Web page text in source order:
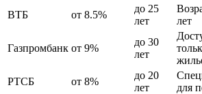
ВТБ от 8.5%
до 25
лет
лет
Газпромбанк от 9%
до 30
лет
РТСБ
от 8%
до 20
лет
для